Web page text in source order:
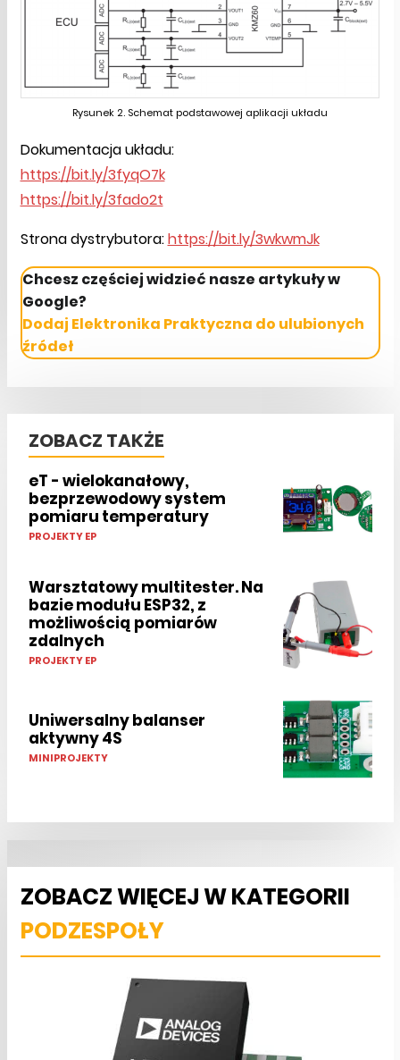
Rysunek 2. Schemat podstawowej aplikacji układu
Dokumentacja układu:
https://bit.ly/3fyqO7k
https://bit.ly/3fado2t
Strona dystrybutora:https://bit.ly/3wkwmJk
Chcesz częściej widzieć nasze artykuły w
Google?
Dodaj Elektronika Praktyczna do ulubionych
źródeł
ZOBACZ TAKŻE
eT - wielokanałowy,
bezprzewodowy system
pomiaru temperatury
PROJEKTY EP
Warsztatowy multitester. Na
bazie modułu ESP32, z
możliwością pomiarów
zdalnych
PROJEKTY EP
Uniwersalny balanser
aktywny 4S
MINIPROJEKTY
ZOBACZ WIĘCEJ W KATEGORII
PODZESPOŁY